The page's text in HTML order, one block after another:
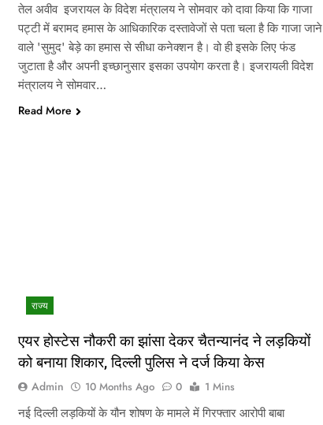
तेल अवीव इजरायल के विदेश मंत्रालय ने सोमवार को दावा किया कि गाजा
पट्टी में बरामद हमास के आधिकारिक दस्तावेजों से पता चला है कि गाजा जाने
वाले 'सुमुद' बेड़े का हमास से सीधा कनेक्शन है। वो ही इसके लिए फंड
जुटाता है और अपनी इच्छानुसार इसका उपयोग करता है। इजरायली विदेश
मंत्रालय ने सोमवार…
Read More
राज्य
एयर होस्टेस नौकरी का झांसा देकर चैतन्यानंद ने लड़कियों
को बनाया शिकार, दिल्ली पुलिस ने दर्ज किया केस
Admin 10 Months Ago 0
1 Mins
नई दिल्ली लड़कियों के यौन शोषण के मामले में गिरफ्तार आरोपी बाबा